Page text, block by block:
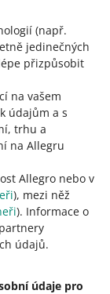
(např.
jedinečných
přizpůsobit
na vašem
údajům a s
trhu a
na Allegru
Allegro nebo v
), mezi něž
). Informace o
údajů.
údaje pro
dostali
základě
bude lépe
otázky,
Zeptat se na